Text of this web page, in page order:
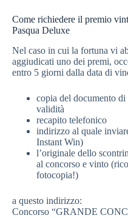
Come richiedere il premio
Pasqua Deluxe
Nel caso in cui la fortuna vi
aggiudicati uno dei premi,
entro 5 giorni dalla data di
copia del documento
validità
recapito telefonico
indirizzo al quale
Instant Win)
l’originale dello
al concorso e vinto
fotocopia!)
a questo indirizzo:
Concorso “GRANDE